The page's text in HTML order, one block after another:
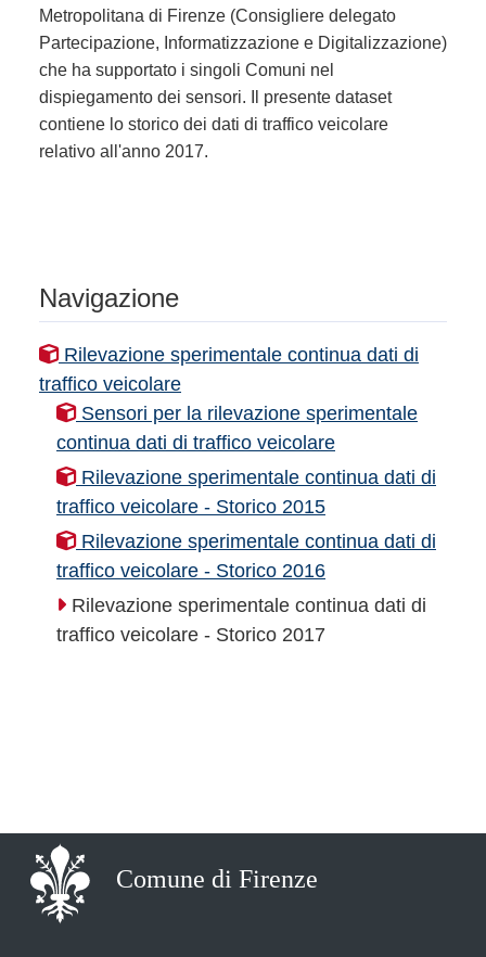
Metropolitana di Firenze (Consigliere delegato
Partecipazione, Informatizzazione e Digitalizzazione)
che ha supportato i singoli Comuni nel
dispiegamento dei sensori. Il presente dataset
contiene lo storico dei dati di traffico veicolare
relativo all'anno 2017.
Navigazione
Rilevazione sperimentale continua dati di
traffico veicolare
Sensori per la rilevazione sperimentale
continua dati di traffico veicolare
Rilevazione sperimentale continua dati di
traffico veicolare - Storico 2015
Rilevazione sperimentale continua dati di
traffico veicolare - Storico 2016
Rilevazione sperimentale continua dati di
traffico veicolare - Storico 2017
Comune di Firenze